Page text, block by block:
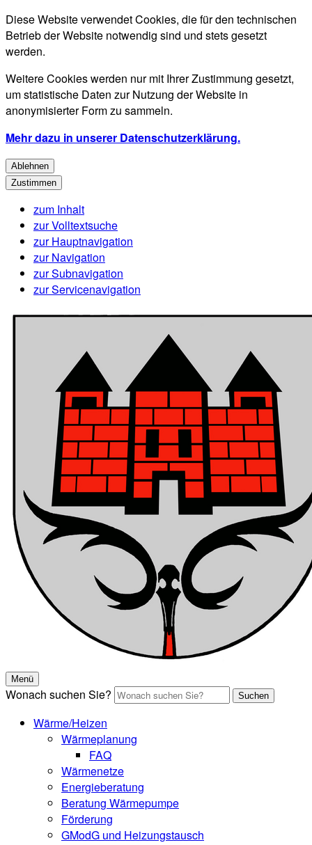
Diese Website verwendet Cookies, die für den technischen
Betrieb der Website notwendig sind und stets gesetzt
werden.
Weitere Cookies werden nur mit Ihrer Zustimmung gesetzt,
um statistische Daten zur Nutzung der Website in
anonymisierter Form zu sammeln.
Mehr dazu in unserer Datenschutzerklärung.
Ablehnen
Zustimmen
zum Inhalt
zur Volltextsuche
zur Hauptnavigation
zur Navigation
zur Subnavigation
zur Servicenavigation
Menü
Wonach suchen Sie? Suchen
Wärme/Heizen
Wärmeplanung
FAQ
Wärmenetze
Energieberatung
Beratung Wärmepumpe
Förderung
GModG und Heizungstausch